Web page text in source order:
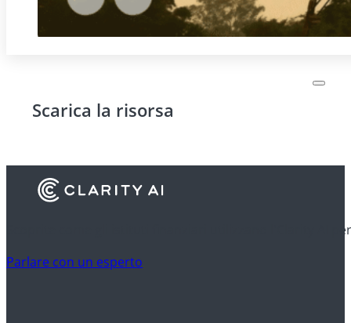
Scarica la risorsa
Scoprite come gli istituti finanziari utilizzano l'Clarity AI
Parlare con un esperto